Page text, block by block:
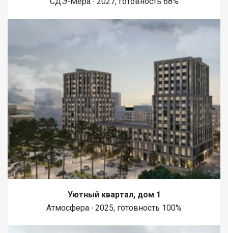
супермаркетов, аптек, кафе и ресторанов, что делает жизнь
недвижимость через АН Самолет ПЛЮС, Вы получаете: ю
Уютный квартал, дом 1
Атмосфера ∙ 2025, готовность 100%